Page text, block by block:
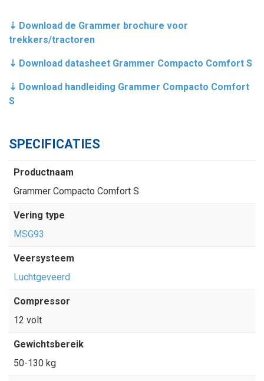
⇣ Download de Grammer brochure voor
trekkers/tractoren
⇣ Download datasheet Grammer Compacto Comfort S
⇣ Download handleiding Grammer Compacto Comfort
S
SPECIFICATIES
Productnaam
Grammer Compacto Comfort S
Vering type
MSG93
Veersysteem
Luchtgeveerd
Compressor
12 volt
Gewichtsbereik
50-130 kg